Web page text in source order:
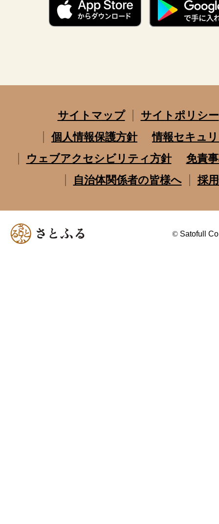
サイトマップ
サイトポリシー
個人情報保護方針
情報セキュ
ウェブアクセシビリティ方針
免責
自治体関係者の皆様へ
採
© Satofull